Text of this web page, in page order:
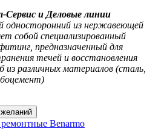
Сервис и Деловые линии
из нержавеющей
собой специализированный
предназначенный для
течей и восстановления
различных материалов (сталь,
Benarmo